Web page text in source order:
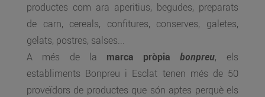
productes com ara aperitius, begudes, preparats
de carn, cereals, confitures, conserves, galetes,
gelats, postres, salses...
A més de la marca pròpia bonpreu, els
establiments Bonpreu i Esclat tenen més de 50
proveïdors de productes que són aptes perquè els